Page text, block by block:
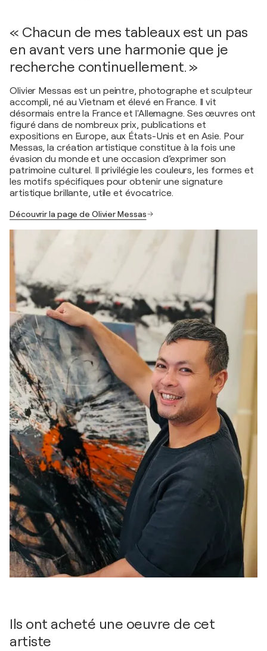
« Chacun de mes tableaux est un pas
en avant vers une harmonie que je
recherche continuellement. »
Olivier Messas est un peintre, photographe et sculpteur
accompli, né au Vietnam et élevé en France. Il vit
désormais entre la France et l'Allemagne. Ses œuvres ont
figuré dans de nombreux prix, publications et
expositions en Europe, aux États-Unis et en Asie. Pour
Messas, la création artistique constitue à la fois une
évasion du monde et une occasion d’exprimer son
patrimoine culturel. Il privilégie les couleurs, les formes et
les motifs spécifiques pour obtenir une signature
artistique brillante, utile et évocatrice.
Découvrir la page de Olivier Messas
Ils ont acheté une oeuvre de cet
artiste